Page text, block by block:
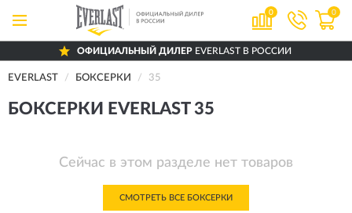
0 0
ОФИЦИАЛЬНЫЙ ДИЛЕР EVERLAST В РОССИИ
EVERLAST БОКСЕРКИ 35
БОКСЕРКИ EVERLAST 35
Сейчас в этом разделе нет товаров
СМОТРЕТЬ ВСЕ БОКСЕРКИ